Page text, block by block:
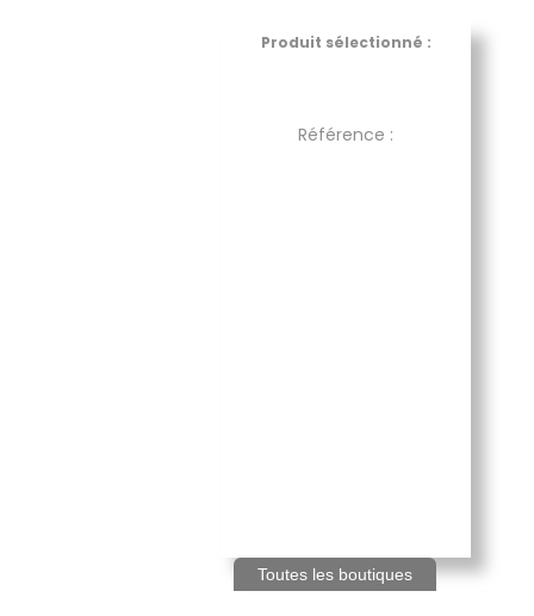
Produit sélectionné :
Référence :
Toutes les boutiques